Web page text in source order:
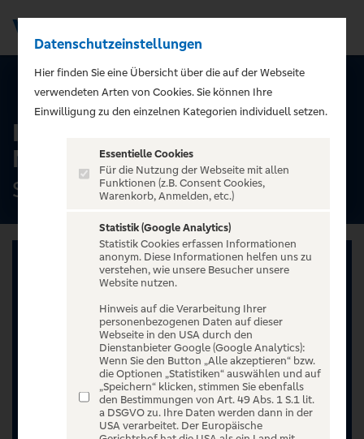
ALLE TERMINE
Ingo Appelt - MÄNNER
NERVEN STARK
Savoy Theater, Düsseldorf
Datenschutzeinstellungen
Hier finden Sie eine Übersicht über die auf der Webseite
verwendeten Arten von Cookies. Sie können Ihre
Einwilligung zu den einzelnen Kategorien individuell setzen.
Essentielle Cookies
Für die Nutzung der Webseite mit allen
Funktionen (z.B. Consent Cookies,
Warenkorb, Anmelden, etc.)
Statistik (Google Analytics)
Statistik Cookies erfassen Informationen
anonym. Diese Informationen helfen uns zu
verstehen, wie unsere Besucher unsere
Website nutzen.
Hinweis auf die Verarbeitung Ihrer
personenbezogenen Daten auf dieser
Webseite in den USA durch den
Dienstanbieter Google (Google Analytics):
Wenn Sie den Button „Alle akzeptieren“ bzw.
die Optionen „Statistiken“ auswählen und auf
„Speichern“ klicken, stimmen Sie ebenfalls
den Bestimmungen von Art. 49 Abs. 1 S.1 lit.
a DSGVO zu. Ihre Daten werden dann in der
USA verarbeitet. Der Europäische